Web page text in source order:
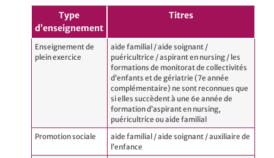
Type
d’enseignement
Titres
Enseignement de
plein exercice
aide familial / aide soignant /
puéricultrice / aspirant en nursing / les
formations de monitorat de collectivités
d’enfants et de gériatrie (7e année
complémentaire) ne sont reconnues que
si elles succèdent à une 6e année de
formation d’aspirant en nursing,
puéricultrice ou aide familial
Promotion sociale
aide familial / aide soignant / auxiliaire de
l’enfance